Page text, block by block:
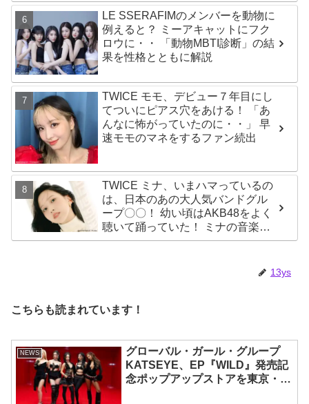
LE SSERAFIMのメンバーを動物に
例えると？ ミーアキャットにフク
ロウに・・ 「動物MBTI診断」の結
果を性格とともに解説
TWICE モモ、デビュー７年目にし
てついにピアス穴をあける！ 「あ
んなに怖がっていたのに・・」 早
速モモのマネをするファン続出
TWICE ミナ、いまハマっているの
は、日本のあの大人気バンドグル
ープ〇〇！ 幼い頃はAKB48をよく
聴いて踊っていた！ ミナの音楽の
趣味が明らかに
13ys
こちらも読まれています！
NEWS
グローバル・ガール・グループ
KATSEYE、EP『WILD』発売記
念ポップアップストアを東京・原